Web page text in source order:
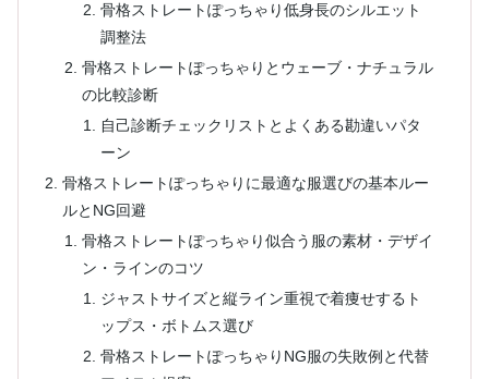
骨格ストレートぽっちゃり低身長のシルエット
調整法
骨格ストレートぽっちゃりとウェーブ・ナチュラル
の比較診断
自己診断チェックリストとよくある勘違いパタ
ーン
骨格ストレートぽっちゃりに最適な服選びの基本ルー
ルとNG回避
骨格ストレートぽっちゃり似合う服の素材・デザイ
ン・ラインのコツ
ジャストサイズと縦ライン重視で着痩せするト
ップス・ボトムス選び
骨格ストレートぽっちゃりNG服の失敗例と代替